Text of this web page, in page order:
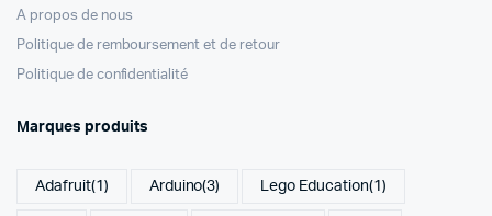
A propos de nous
Politique de remboursement et de retour
Politique de confidentialité
Marques produits
Adafruit(1) Arduino(3) Lego Education(1)